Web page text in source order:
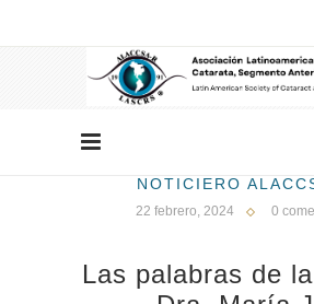
NOTICIERO
22 febrero, 2024 0
Las palabras de